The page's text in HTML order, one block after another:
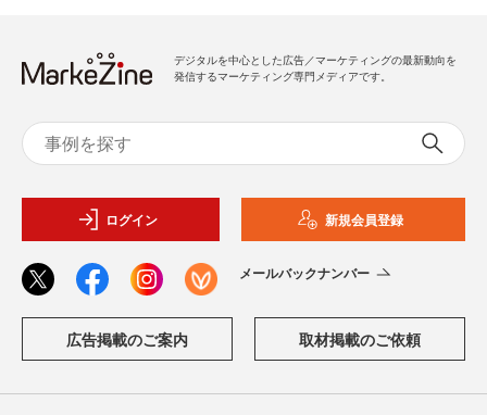
デジタルを中心とした広告／マーケティングの最新動向を
発信するマーケティング専門メディアです。
ログイン 新規会員登録
メールバックナンバー
広告掲載のご案内 取材掲載のご依頼